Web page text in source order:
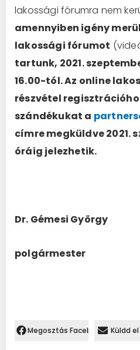
lakossági fórumra nem
amennyiben igény
lakossági fórumot
tartunk, 2021.
16.00-tól. Az online
részvétel
szándékukat a
címre megküldve 2021.
óráig jelezhetik.
Dr. Gémesi György
polgármester
Megosztás Facebookon.Küldd el